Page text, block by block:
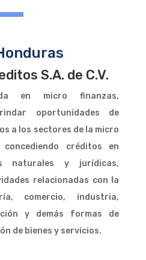
S.A. de C.V.
en micro finanzas,
oportunidades de
a los sectores de la micro
créditos en
naturales y jurídicas,
relacionadas con la
comercio, industria,
y demás formas de
de bienes y servicios.